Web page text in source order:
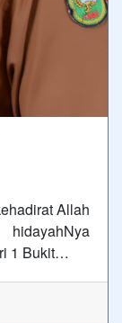
Allah
1 Bukit…